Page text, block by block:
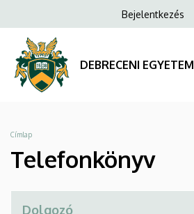
Telefonkönyv
DEBRECENI
EGYETEM
a
tartalomra
Anonim
menüje
Bejelentkezés
DEBRECENI EGYETEM
Morzsa
Címlap
Telefonkönyv